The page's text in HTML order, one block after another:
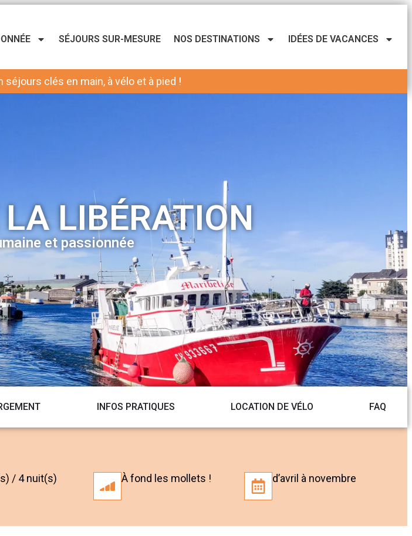
SÉJOURS SUR-MESURE NOS DESTINATIONS IDÉES DE VACANCES
séjours clés en main, à vélo et à pied !
LIBÉRATION
et passionnée
INFOS PRATIQUES LOCATION DE VÉLO FAQ
/ 4 nuit(s) À fond les mollets ! d’avril à novembre